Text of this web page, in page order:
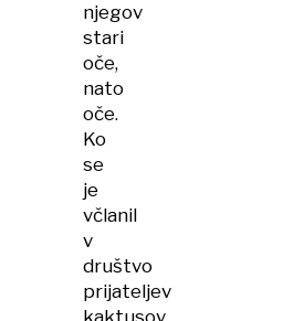
njegov
stari
oče,
nato
oče.
Ko
se
je
včlanil
v
društvo
prijateljev